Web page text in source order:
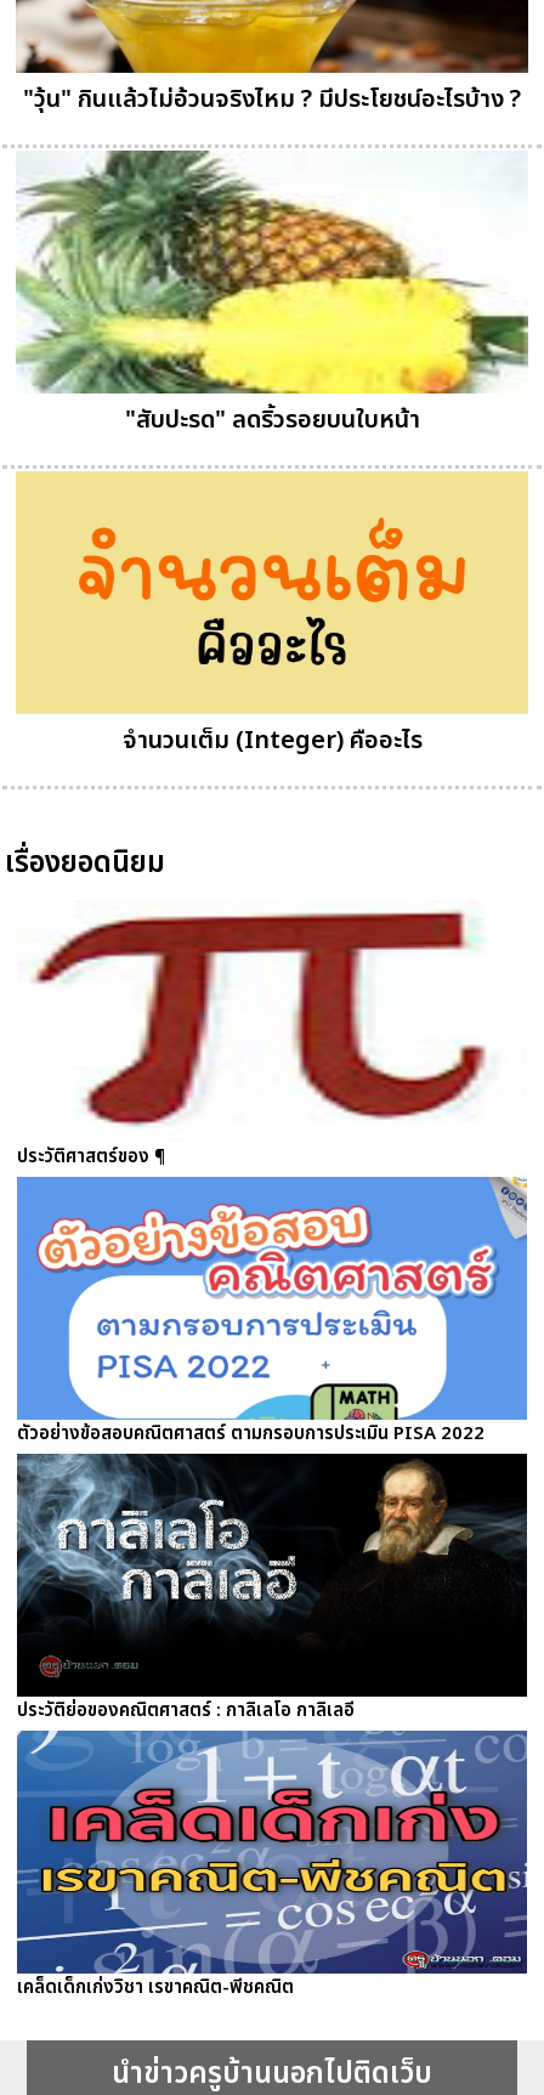
"วุ้น" กินแล้วไม่อ้วนจริงไหม ? มีประโยชน์อะไรบ้าง ?
"สับปะรด" ลดริ้วรอยบนใบหน้า
จำนวนเต็ม (Integer) คืออะไร
เรื่องยอดนิยม
ประวัติศาสตร์ของ ¶
ตัวอย่างข้อสอบคณิตศาสตร์ ตามกรอบการประเมิน PISA 2022
ประวัติย่อของคณิตศาสตร์ : กาลิเลโอ กาลิเลอี
เคล็ดเด็กเก่งวิชา เรขาคณิต-พีชคณิต
นำข่าวครูบ้านนอกไปติดเว็บ